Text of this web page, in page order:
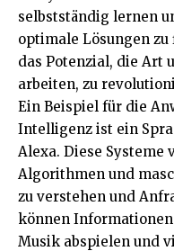
selbstständig lernen
optimale Lösungen
das Potenzial, die Art
arbeiten, zu
Ein Beispiel für die
Intelligenz ist ein
Alexa. Diese
Algorithmen und
zu verstehen und
können
Musik abspielen und